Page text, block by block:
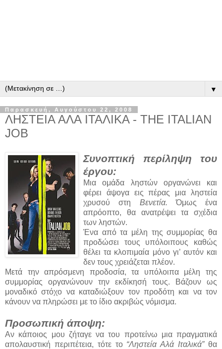
▼
Παρασκευή, Αυγούστου 22, 2008
ΛΗΣΤΕΙΑ ΑΛΑ ΙΤΑΛΙΚΑ - THE ITALIAN
JOB
Συνοπτική περίληψη του
έργου:
Μια ομάδα ληστών οργανώνει και
φέρει άψογα εις πέρας μια ληστεία
χρυσού στη Βενετία. Όμως ένα
απρόοπτο, θα ανατρέψει τα σχέδια
των ληστών.
Ένα από τα μέλη της συμμορίας θα
προδώσει τους υπόλοιπους καθώς
θέλει τα κλοπιμαία μόνο γι’ αυτόν και
δεν τους χρειάζεται πλέον.
Μετά την απρόσμενη προδοσία, τα υπόλοιπα μέλη της
συμμορίας οργανώνουν την εκδίκησή τους. Βάζουν ως
μοναδικό στόχο να καταδιώξουν τον προδότη και να τον
κάνουν να πληρώσει με το ίδιο ακριβώς νόμισμα.
Προσωπική άποψη:
Αν κάποιος μου ζήταγε να του προτείνω μια πραγματικά
απολαυστική περιπέτεια, τότε το “Ληστεία Αλά Ιταλικά”θα